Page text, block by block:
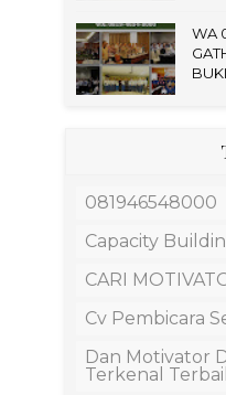
WA
081946548000
Capacity
CARI
Cv Pembicara
Dan Motivator
Terkenal